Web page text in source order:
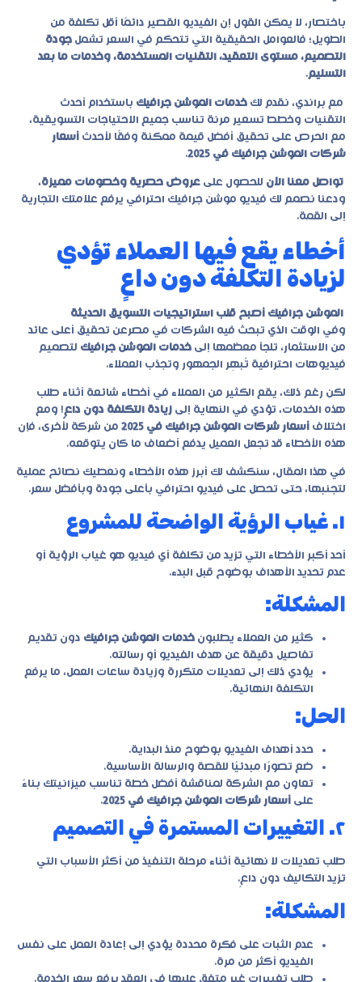
باختصار، لا يمكن القول إن الفيديو القصير دائمًا أقل تكلفة من
الطويل؛ فالعوامل الحقيقية التي تتحكم في السعر تشمل جودة
التصميم، مستوى التعقيد، التقنيات المستخدمة، وخدمات ما بعد
التسليم.
مع براندي، نقدم لك خدمات الموشن جرافيك باستخدام أحدث
التقنيات وخطط تسعير مرنة تناسب جميع الاحتياجات التسويقية،
مع الحرص على تحقيق أفضل قيمة ممكنة وفقًا لأحدث أسعار
شركات الموشن جرافيك في 2025
.
تواصل معنا الآن للحصول على عروض حصرية وخصومات مميزة،
ودعنا نصمم لك فيديو موشن جرافيك احترافي يرفع علامتك التجارية
إلى القمة.
أخطاء يقع فيها العملاء تؤدي
لزيادة التكلفة دون داعٍ
الموشن جرافيك أصبح قلب استراتيجيات التسويق الحديثة
وفي الوقت الذي تبحث فيه الشركات في مصرعن تحقيق أعلى عائد
من الاستثمار، تلجأ معظمها إلى خدمات الموشن جرافيك لتصميم
فيديوهات احترافية تُبهِر الجمهور وتجذب العملاء.
لكن رغم ذلك، يقع الكثير من العملاء في أخطاء شائعة أثناء طلب
هذه الخدمات، تؤدي في النهاية إلى زيادة التكلفة دون داعٍ! ومع
اختلاف أسعار شركات الموشن جرافيك في 2025
من شركة لأخرى، فإن
هذه الأخطاء قد تجعل العميل يدفع أضعاف ما كان يتوقعه.
في هذا المقال، سنكشف لك أبرز هذه الأخطاء ونعطيك نصائح عملية
لتجنبها، حتى تحصل على فيديو احترافي بأعلى جودة وبأفضل سعر.
١. غياب الرؤية الواضحة للمشروع
أحد أكبر الأخطاء التي تزيد من تكلفة أي فيديو هو غياب الرؤية أو
عدم تحديد الأهداف بوضوح قبل البدء.
المشكلة:
كثير من العملاء يطلبون خدمات الموشن جرافيك دون تقديم
تفاصيل دقيقة عن هدف الفيديو أو رسالته.
يؤدي ذلك إلى تعديلات متكررة وزيادة ساعات العمل، ما يرفع
التكلفة النهائية.
الحل:
حدد أهداف الفيديو بوضوح منذ البداية.
ضع تصورًا مبدئيًا للقصة والرسالة الأساسية.
تعاون مع الشركة لمناقشة أفضل خطة تناسب ميزانيتك بناءً
على أسعار شركات الموشن جرافيك في 2025 .
٢. التغييرات المستمرة في التصميم
طلب تعديلات لا نهائية أثناء مرحلة التنفيذ من أكثر الأسباب التي
تزيد التكاليف دون داعٍ.
المشكلة:
عدم الثبات على فكرة محددة يؤدي إلى إعادة العمل على نفس
الفيديو أكثر من مرة.
طلب تغييرات غير متفق عليها في العقد يرفع سعر الخدمة.